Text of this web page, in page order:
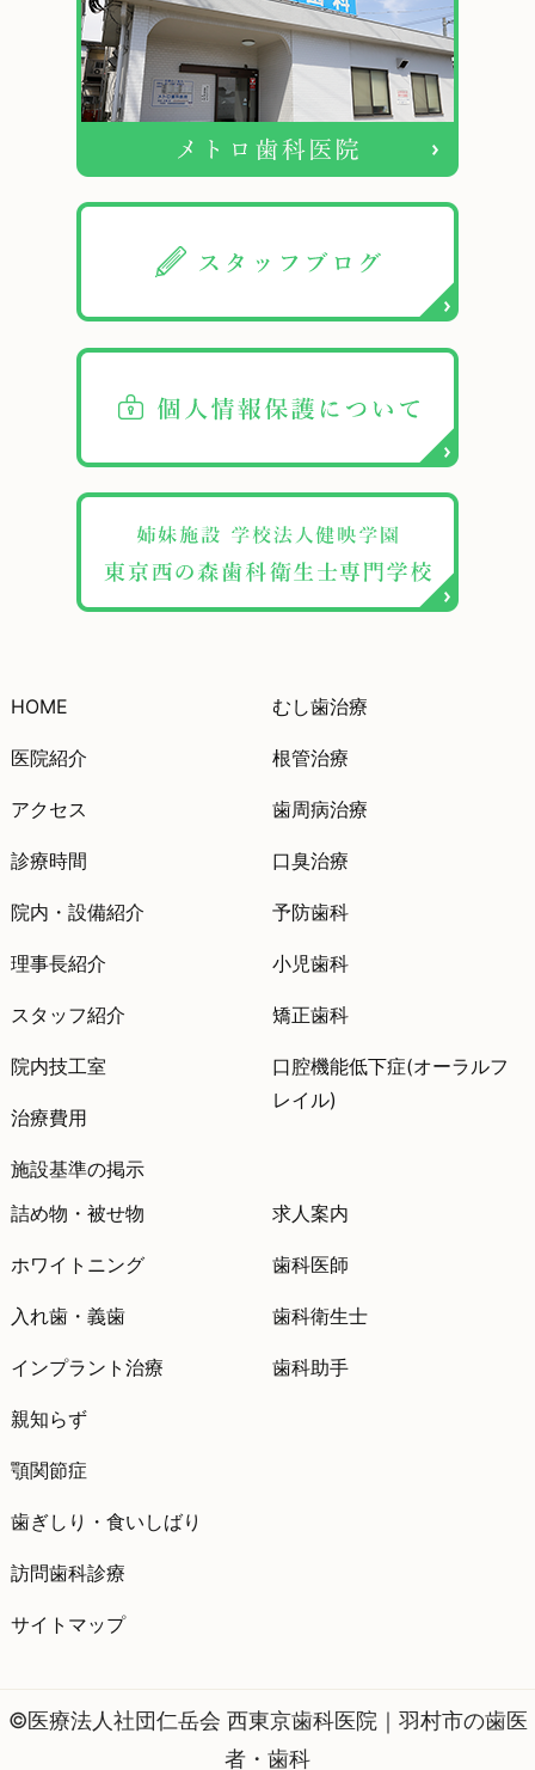
HOME
医院紹介
アクセス
診療時間
院内・設備紹介
理事長紹介
スタッフ紹介
院内技工室
治療費用
施設基準の掲示
むし歯治療
根管治療
歯周病治療
口臭治療
予防歯科
小児歯科
矯正歯科
口腔機能低下症(オーラルフ
レイル)
詰め物・被せ物
ホワイトニング
入れ歯・義歯
インプラント治療
親知らず
顎関節症
歯ぎしり・食いしばり
訪問歯科診療
サイトマップ
求人案内
歯科医師
歯科衛生士
歯科助手
©医療法人社団仁岳会 西東京歯科医院｜羽村市の歯医
者・歯科